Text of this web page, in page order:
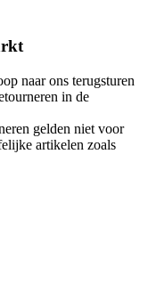
naar ons terugsturen
in de
gelden niet voor
artikelen zoals